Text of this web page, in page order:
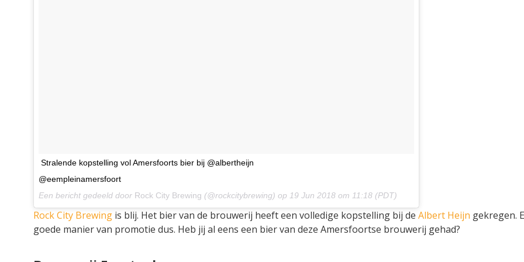
Stralende kopstelling vol Amersfoorts bier bij @albertheijn
@eempleinamersfoort
Een bericht gedeeld door Rock City Brewing (@rockcitybrewing) op 19 Jun 2018 om 11:18 (PDT)
Rock City Brewing is blij. Het bier van de brouwerij heeft een volledige kopstelling bij de Albert Heijn gekregen.
goede manier van promotie dus. Heb jij al eens een bier van deze Amersfoortse brouwerij gehad?